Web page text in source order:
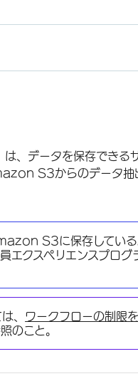
ータを保存できるサ
S3からのデータ抽
S3に保存している
員エクスペリエンスプログ
、 ワークフローの制限
のこと。